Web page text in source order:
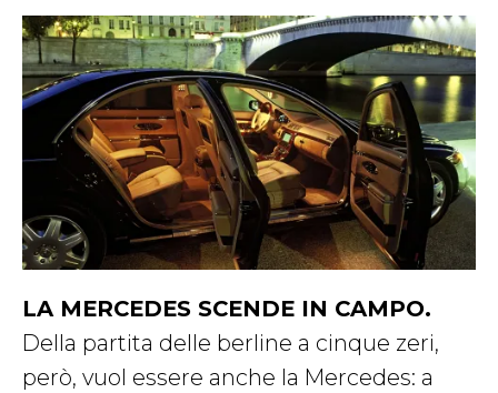
LA MERCEDES SCENDE IN CAMPO.
Della partita delle berline a cinque zeri,
però, vuol essere anche la Mercedes: a